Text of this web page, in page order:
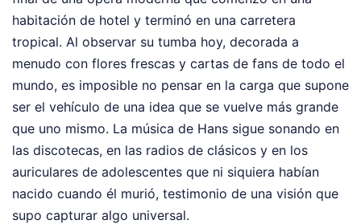
habitación de hotel y terminó en una carretera
tropical. Al observar su tumba hoy, decorada a
menudo con flores frescas y cartas de fans de todo el
mundo, es imposible no pensar en la carga que supone
ser el vehículo de una idea que se vuelve más grande
que uno mismo. La música de Hans sigue sonando en
las discotecas, en las radios de clásicos y en los
auriculares de adolescentes que ni siquiera habían
nacido cuando él murió, testimonio de una visión que
supo capturar algo universal.